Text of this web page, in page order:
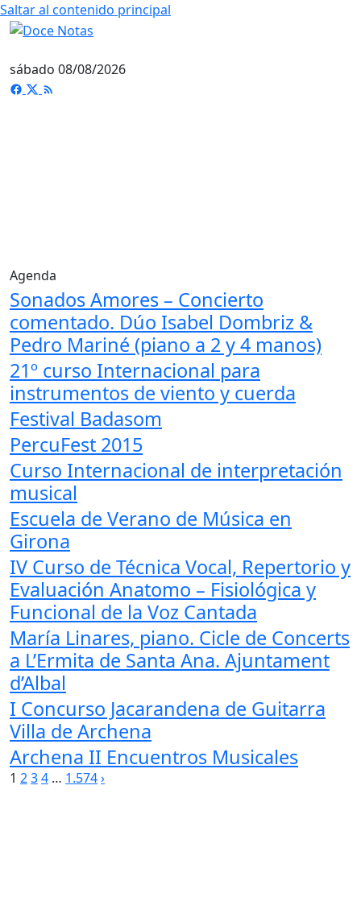
Saltar al contenido principal
sábado 08/08/2026
Agenda
Sonados Amores – Concierto
comentado. Dúo Isabel Dombriz &
Pedro Mariné (piano a 2 y 4 manos)
21º curso Internacional para
instrumentos de viento y cuerda
Festival Badasom
PercuFest 2015
Curso Internacional de interpretación
musical
Escuela de Verano de Música en
Girona
IV Curso de Técnica Vocal, Repertorio y
Evaluación Anatomo – Fisiológica y
Funcional de la Voz Cantada
María Linares, piano. Cicle de Concerts
a L’Ermita de Santa Ana. Ajuntament
d’Albal
I Concurso Jacarandena de Guitarra
Villa de Archena
Archena II Encuentros Musicales
Paginación
1 234 … 1.574›